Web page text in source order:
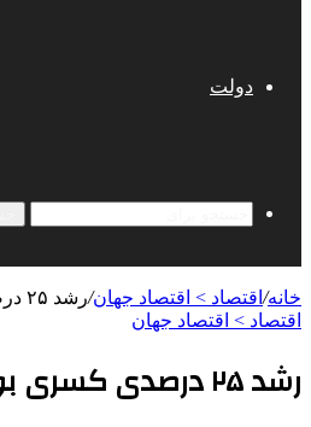
دولت
خانه/ اقتصاد > اقتصاد جهان/رشد ۲۵ درصدی کسری بودجه ترکیه
اقتصاد > اقتصاد جهان
رشد ۲۵ درصدی کسری بودجه ترکیه